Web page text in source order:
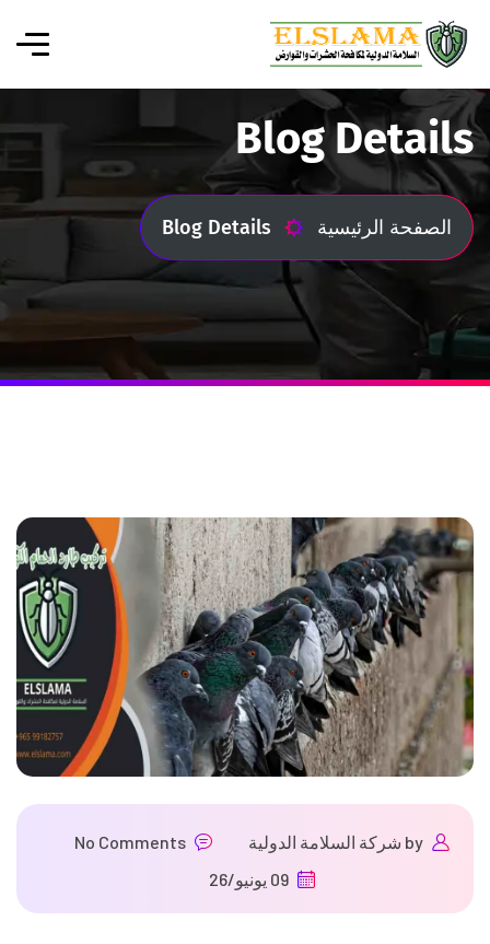
Blog Details
الصفحة الرئيسية Blog Details
by شركة السلامة الدولية
No Comments
09 يونيو/26